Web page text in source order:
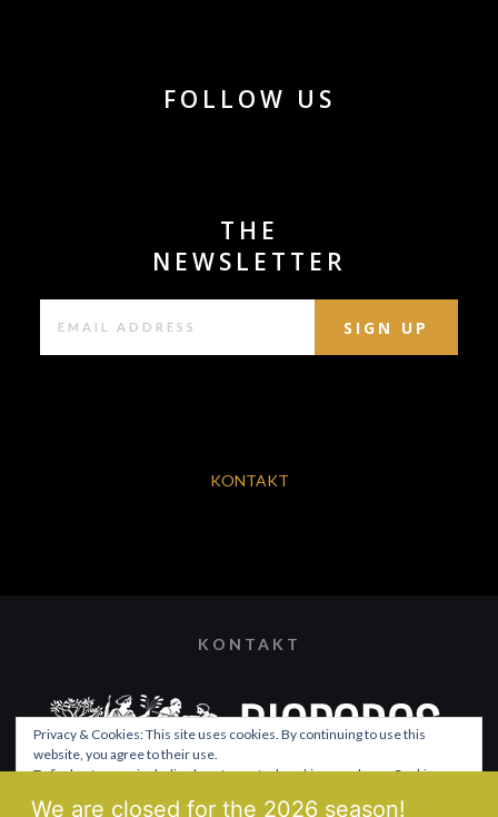
FOLLOW US
THE
NEWSLETTER
KONTAKT
KONTAKT
We are closed for the 2026 season!
Privacy & Cookies: This site uses cookies. By continuing to use this
website, you agree to their use.
To find out more, including how to control cookies, see here:Cookie-